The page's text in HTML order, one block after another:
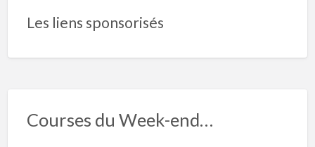
Les liens sponsorisés
Courses du Week-end…